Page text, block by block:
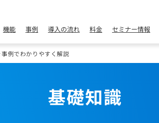
機能 事例 導入の流れ 料金 セミナー情報
例でわかりやすく解説
基礎知識